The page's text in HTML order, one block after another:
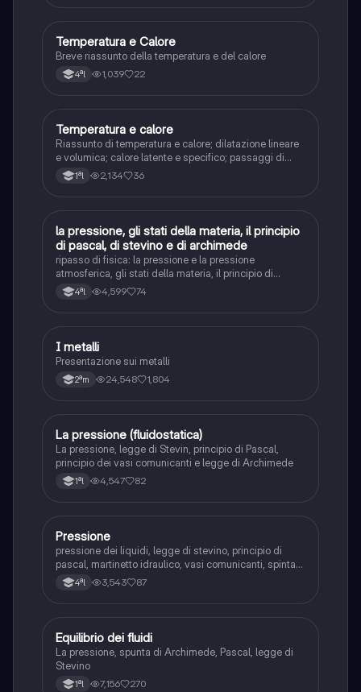
Fisica
Temperatura e Calore
Breve riassunto della temperatura e del calore
4ªl 1,039 22
Fisica
Temperatura e calore
Riassunto di temperatura e calore; dilatazione lineare
e volumica; calore latente e specifico; passaggi di
stato1ªl 2,134 36
Fisica
la pressione, gli stati della materia, il principio
di pascal, di stevino e di archimede
ripasso di fisica: la pressione e la pressione
atmosferica, gli stati della materia, il principio di
pascal, di stevino e di archimede
4ªl 4,599 74
Tecnologia
I metalli
Presentazione sui metalli
2ªm 24,548 1,804
Fisica
La pressione (fluidostatica)
La pressione, legge di Stevin, principio di Pascal,
principio dei vasi comunicanti e legge di Archimede
1ªl 4,547 82
Fisica
Pressione
pressione dei liquidi, legge di stevino, principio di
pascal, martinetto idraulico, vasi comunicanti, spinta
di archimede, conservazione dell'energia dei liquidi,
equazione di bernoulli e effetto venturi
4ªl 3,543 87
Fisica
Equilibrio dei fluidi
La pressione, spunta di Archimede, Pascal, legge di
Stevino
1ªl 7,156 270